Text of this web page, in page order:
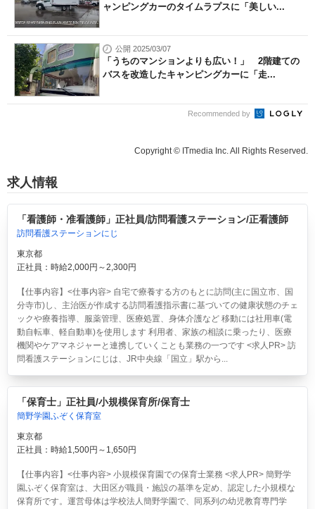
ャンピングカーのタイムラプスに「美しい...
公開 2025/03/07
「うちのマンションよりも広い！」 2階建ての
バスを改造したキャンピングカーに「走...
Recommended by
Copyright © ITmedia Inc. All Rights Reserved.
求人情報
「看護師・准看護師」正社員/訪問看護ステーション/正看護師
訪問看護ステーションにじ
東京都
正社員：時給2,000円～2,300円
【仕事内容】<仕事内容> 自宅で療養する方のもとに訪問(主に国立市、国
分寺市)し、主治医が作成する訪問看護指示書に基づいての健康状態のチェ
ックや療養指導、服薬管理、医療処置、身体介護など 移動には社用車(電
動自転車、軽自動車)を使用します 利用者、家族の相談に乗ったり、医療
機関やケアマネジャーと連携していくことも業務の一つです <求人PR> 訪
問看護ステーションにじは、JR中央線「国立」駅から...
「保育士」正社員/小規模保育所/保育士
簡野学園ふぞく保育室
東京都
正社員：時給1,500円～1,650円
【仕事内容】<仕事内容> 小規模保育園での保育士業務 <求人PR> 簡野学
園ふぞく保育室は、大田区が職員・施設の基準を定め、認定した小規模な
保育所です。運営母体は学校法人簡野学園で、同系列の幼児教育専門学